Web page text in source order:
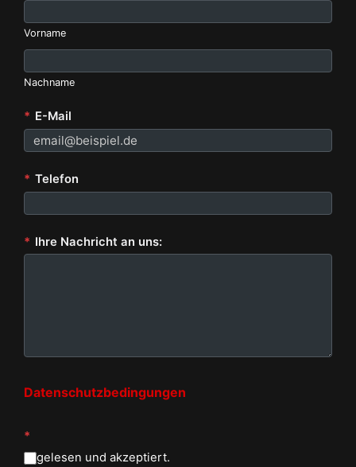
Vorname
Nachname
* E-Mail
* Telefon
* Ihre Nachricht an uns:
Datenschutzbedingungen
*
gelesen und akzeptiert.